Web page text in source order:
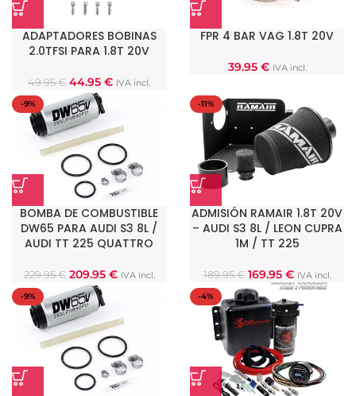
ADAPTADORES BOBINAS
2.0TFSI PARA 1.8T 20V
49.95€ 44.95 € IVA incl.
FPR 4 BAR VAG 1.8T 20V
39.95 € IVA incl.
-9%
BOMBA DE COMBUSTIBLE
DW65 PARA AUDI S3 8L /
AUDI TT 225 QUATTRO
229.95€ 209.95 € IVA incl.
-11%
ADMISIÓN RAMAIR 1.8T 20V
– AUDI S3 8L / LEON CUPRA
1M / TT 225
189.95€ 169.95 € IVA incl.
-9% -4%